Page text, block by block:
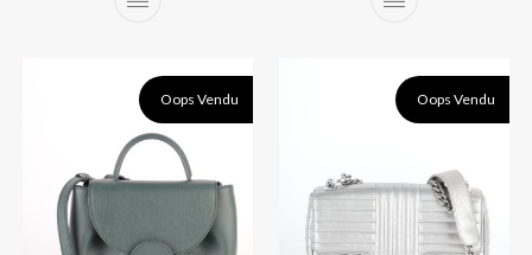
Oops Vendu Oops Vendu